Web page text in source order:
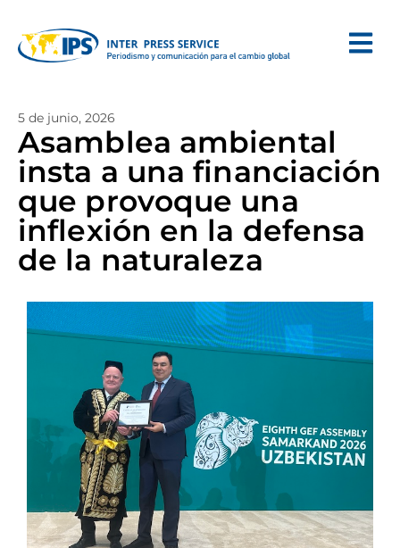
5 de junio, 2026
Asamblea ambiental
insta a una financiación
que provoque una
inflexión en la defensa
de la naturaleza